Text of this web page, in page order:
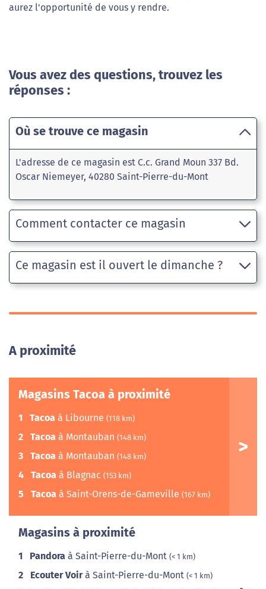
aurez l'opportunité de vous y rendre.
Vous avez des questions, trouvez les
réponses :
Où se trouve ce magasin
L'adresse de ce magasin est C.c. Grand Moun 337 Bd.
Oscar Niemeyer, 40280 Saint-Pierre-du-Mont
Comment contacter ce magasin
Ce magasin est il ouvert le dimanche ?
A proximité
Magasins Tacoa à proximité
1 Tacoa à Libourne (118 km)
2 Tacoa à Montauban (148 km)
3 Tacoa à Montauban (148 km)
4 Tacoa à Blagnac (153 km)
5 Tacoa à Saint-Orens-de-Gameville (167 km)
Magasins à proximité
1 Pandora à Saint-Pierre-du-Mont (< 1 km)
2 Ecouter Voirà Saint-Pierre-du-Mont (< 1 km)